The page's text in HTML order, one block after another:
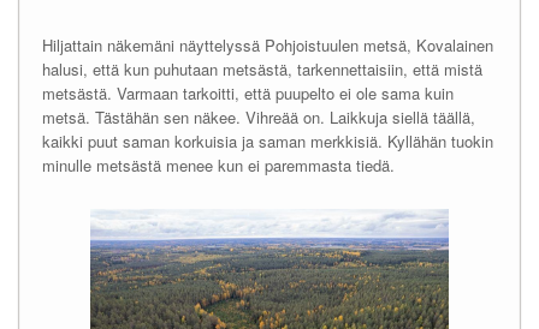
Hiljattain näkemäni näyttelyssä Pohjoistuulen metsä, Kovalainen
halusi, että kun puhutaan metsästä, tarkennettaisiin, että mistä
metsästä. Varmaan tarkoitti, että puupelto ei ole sama kuin
metsä. Tästähän sen näkee. Vihreää on. Laikkuja siellä täällä,
kaikki puut saman korkuisia ja saman merkkisiä. Kyllähän tuokin
minulle metsästä menee kun ei paremmasta tiedä.